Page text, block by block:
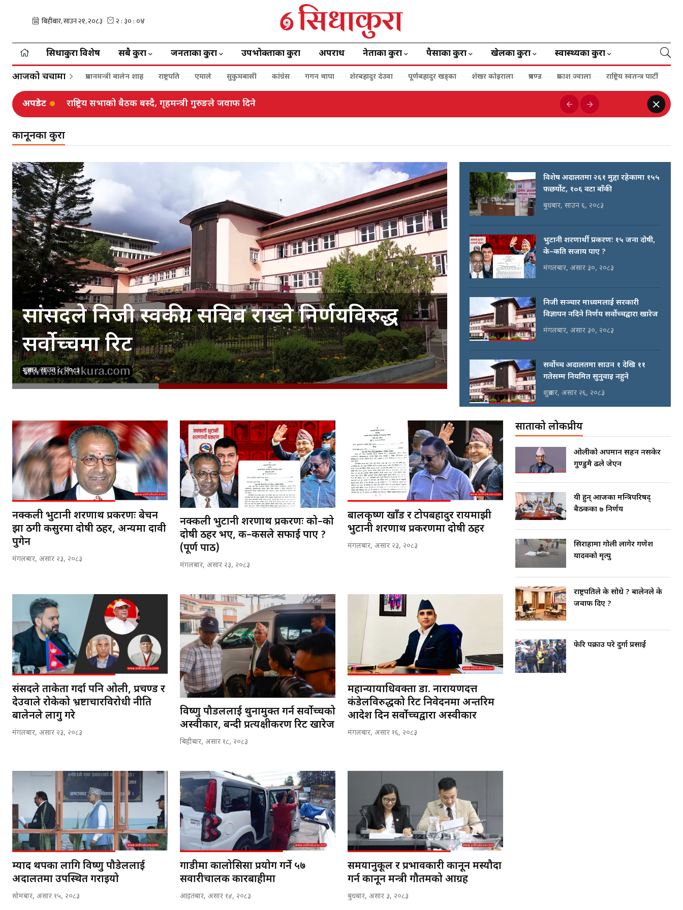
सिधाकुरा विशेष सबै कुरा जनताका कुरा उपभोक्ताका कुरा अपराध नेताका कुरा पैसाका कुरा खेलका कुरा स्वास्थ्यका कुरा
आजको चर्चामा प्रधानमन्त्री बालेन शाह राष्ट्रपति एमाले सुकुमबासी कांग्रेस गगन थापा शेरबहादुर देउवा पूर्णबहादुर खड्का शेखर कोइराला प्रचण्ड प्रकाश ज्वाला राष्ट्रिय स्वतन्त्र पार्टी
अपडेट राष्ट्रिय सभाको बैठक बस्दै, गृहमन्त्री गुरुङले जवाफ दिने
कानूनका कुरा
सांसदले निजी स्वकीय सचिव राख्ने निर्णयविरुद्ध
सर्वोच्चमा रिट
शुक्रबार, साउन ८, २०८३
विशेष अदालतमा २६१ मुद्दा रहेकामा १५५
फछर्योट, १०६ वटा बाँकी
बुधबार, साउन ६, २०८३
भुटानी शरणार्थी प्रकरणः १५ जना दोषी,
के–कति सजाय पाए ?
मंगलबार, असार ३०, २०८३
निजी सञ्चार माध्यमलाई सरकारी
विज्ञापन नदिने निर्णय सर्वोच्चद्वारा खारेज
मंगलबार, असार ३०, २०८३
सर्वोच्च अदालतमा साउन १ देखि ११
गतेसम्म नियमित सुनुवाइ नहुने
शुक्रबार, असार २६, २०८३
सर्वोच्च अदालतको अन्तरिम आदेश–
सम्पत्ति विवरण पेश गर्न वाध्य नपार्नू
शुक्रबार, असार २६, २०८३
नक्कली भुटानी शरणार्थी प्रकरणः बेचन
झा ठगी कसुरमा दोषी ठहर, अन्यमा दावी
पुगेन
मंगलबार, असार २३, २०८३
नक्कली भुटानी शरणार्थी प्रकरणः को–को
दोषी ठहर भए, क–कसले सफाई पाए ?
(पूर्ण पाठ)
मंगलबार, असार २३, २०८३
बालकृष्ण खाँड र टोपबहादुर रायमाझी
भुटानी शरणार्थी प्रकरणमा दोषी ठहर
मंगलबार, असार २३, २०८३
संसदले ताकेता गर्दा पनि ओली, प्रचण्ड र
देउवाले रोकेको भ्रष्टाचारविरोधी नीति
बालेनले लागु गरे
मंगलबार, असार २३, २०८३
विष्णु पौडललाई थुनामुक्त गर्न सर्वोच्चको
अस्वीकार, बन्दी प्रत्यक्षीकरण रिट खारेज
बिहीबार, असार १८, २०८३
महान्यायाधिवक्ता डा. नारायणदत्त
कंडेलविरुद्धको रिट निवेदनमा अन्तरिम
आदेश दिन सर्वोच्चद्वारा अस्वीकार
मंगलबार, असार १६, २०८३
म्याद थपका लागि विष्णु पौडेललाई
अदालतमा उपस्थित गराइयो
सोमबार, असार १५, २०८३
गाडीमा कालोसिसा प्रयोग गर्ने ५७
सवारीचालक कारबाहीमा
आइतबार, असार १४, २०८३
समयानुकूल र प्रभावकारी कानून मस्यौदा
गर्न कानून मन्त्री गौतमको आग्रह
बुधबार, असार ३, २०८३
साताको लोकप्रीय
ओलीको अपमान सहन नसकेर
गुण्डुमै ढले जेएन
यी हुन् आजका मन्त्रिपरिषद्
बैठकका ७ निर्णय
सिराहामा गोली लागेर गणेश
यादवको मृत्यु
राष्ट्रपतिले के सोधे ? बालेनले के
जवाफ दिए ?
फेरि पक्राउ परे दुर्गा प्रसाईं